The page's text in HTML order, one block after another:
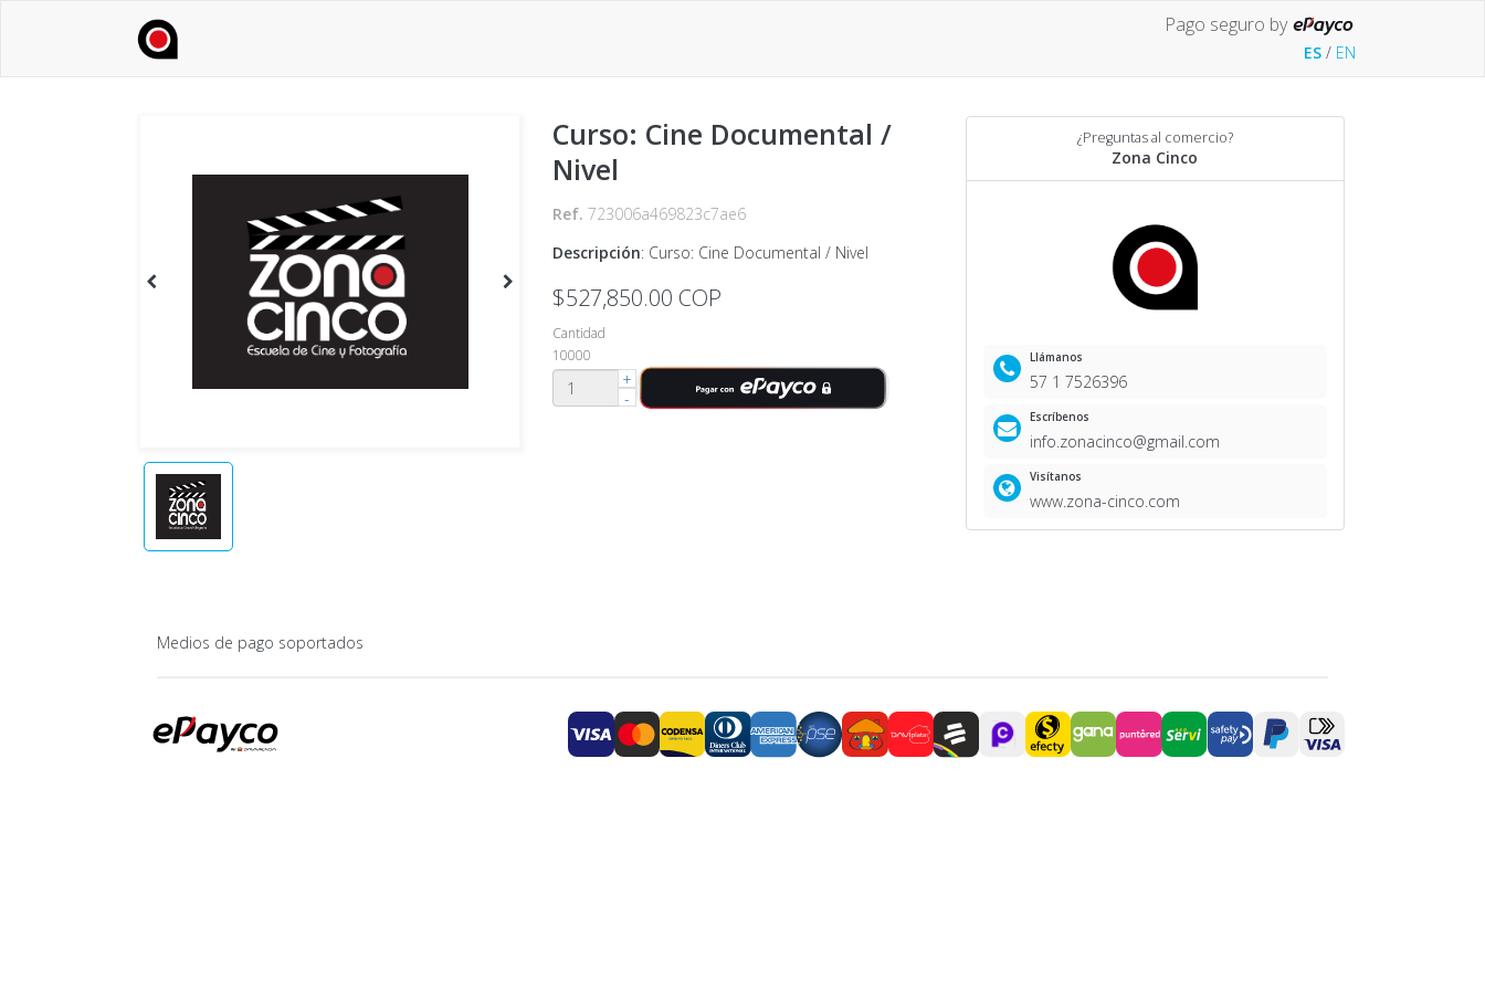
Pago seguro by
ES / EN
Curso: Cine Documental /
Nivel
Ref.723006a469823c7ae6
Descripción: Curso: Cine Documental / Nivel
$527,850.00 COP
Cantidad
10000
+
-
¿Preguntas al comercio?
Zona Cinco
Llámanos
57 1 7526396
Escríbenos
info.zonacinco@gmail.com
Visítanos
www.zona-cinco.com
Medios de pago soportados